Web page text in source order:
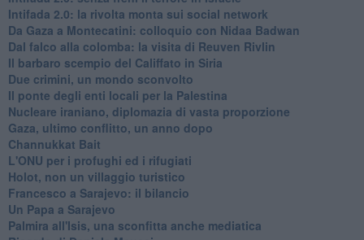
Intifada 2.0: la rivolta monta sui social network
Da Gaza a Montecatini: colloquio con Nidaa Badwan
Dal falco alla colomba: la visita di Reuven Rivlin
Il barbaro scempio del Califfato in Siria
Due crimini, un mondo sconvolto
Il ponte degli enti locali per la Palestina
Nucleare iraniano, diplomazia di vasta proporzione
Gaza, ultimo conflitto, un anno dopo
Channukkat Bait
L'ONU per i profughi ed i rifugiati
Holot, non un villaggio turistico
Francesco a Sarajevo: il bilancio
Un Papa a Sarajevo
Palmira all'Isis, una sconfitta anche mediatica